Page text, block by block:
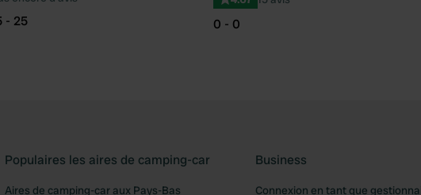
- 25 0 - 0
Populaires les aires de camping-car
Aires de camping-car aux Pays-Bas
Business
Connexion en tant que